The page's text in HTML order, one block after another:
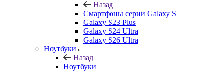
Назад
Смартфоны серии Galaxy S
Galaxy S23 Plus
Galaxy S24 Ultra
Galaxy S26 Ultra
Ноутбуки
Назад
Ноутбуки